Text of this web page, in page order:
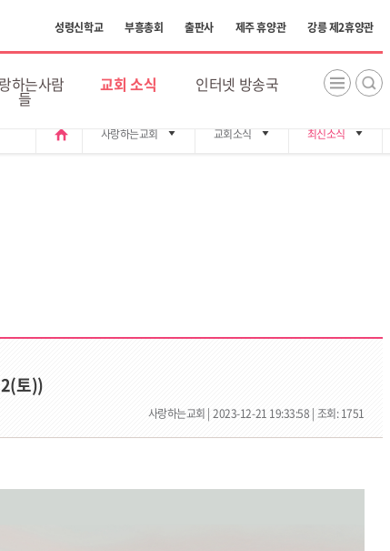
성령신학교 부흥총회 출판사 제주 휴양관 강릉 제2휴양관
하는사람
들
교회 소식 인터넷 방송국
home 사랑하는교회 교회소식 최신소식
토))
사랑하는교회 | 2023-12-21 19:33:58 | 조회: 1751